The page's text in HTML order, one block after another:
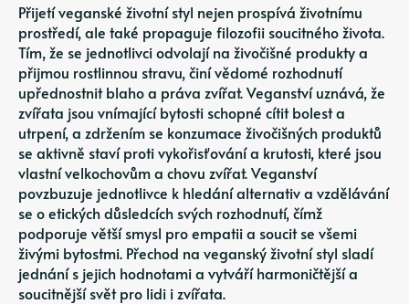
Přijetí veganské životní styl nejen prospívá životnímu
prostředí, ale také propaguje filozofii soucitného života.
Tím, že se jednotlivci odvolají na živočišné produkty a
přijmou rostlinnou stravu, činí vědomé rozhodnutí
upřednostnit blaho a práva zvířat. Veganství uznává, že
zvířata jsou vnímající bytosti schopné cítit bolest a
utrpení, a zdržením se konzumace živočišných produktů
se aktivně staví proti vykořisťování a krutosti, které jsou
vlastní velkochovům a chovu zvířat. Veganství
povzbuzuje jednotlivce k hledání alternativ a vzdělávání
se o etických důsledcích svých rozhodnutí, čímž
podporuje větší smysl pro empatii a soucit se všemi
živými bytostmi. Přechod na veganský životní styl sladí
jednání s jejich hodnotami a vytváří harmoničtější a
soucitnější svět pro lidi i zvířata.